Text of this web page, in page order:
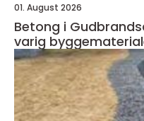
01. August 2026
Betong i
varig